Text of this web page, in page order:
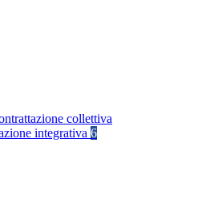
collettiva
integrativa 6